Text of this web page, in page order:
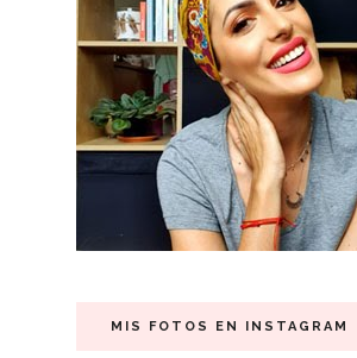
MIS FOTOS EN INSTAGRAM